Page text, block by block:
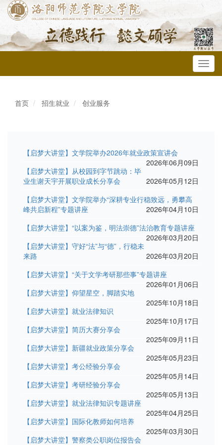
首页 招生就业 创业服务
【启梦大讲堂】文学院举办2026年就业政策宣讲会
2026年06月09日
【启梦大讲堂】从校园到字节跳动：毕
业生谢天宇开展职业成长分享会
2026年05月12日
【启梦大讲堂】文学院举办“深耕专业行稳致远，勇攀高
峰共启新程”专题讲座
2026年04月10日
【启梦大讲堂】“以案为鉴，明法崇德”法治教育专题讲座
2026年03月20日
【启梦大讲堂】守好“法”与“德”，行稳未
来路
2026年03月20日
【启梦大讲堂】“关于文学考研那些事”专题讲座
2026年01月06日
【启梦大讲堂】仰望星空，脚踏实地
2025年10月18日
【启梦大讲堂】就业法律知识
2025年10月17日
【启梦大讲堂】简历大赛分享会
2025年09月11日
【启梦大讲堂】新疆就业政策分享会
2025年05月23日
【启梦大讲堂】考公经验分享会
2025年05月14日
【启梦大讲堂】考研经验分享会
2025年05月13日
【启梦大讲堂】就业法律知识专题讲座
2025年04月25日
【启梦大讲堂】国际化教师如何培养
2025年03月30日
【启梦大讲堂】警察类公职岗位报告会